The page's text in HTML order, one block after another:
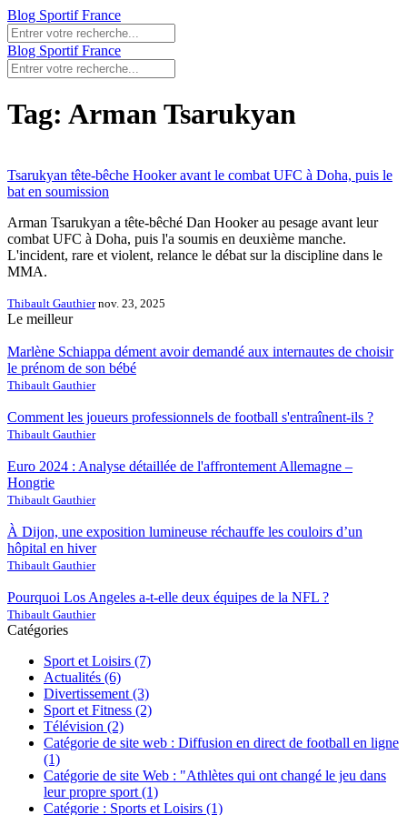
Blog Sportif France
Blog Sportif France
Tag: Arman Tsarukyan
Tsarukyan tête-bêche Hooker avant le combat UFC à Doha, puis le
bat en soumission
Arman Tsarukyan a tête-bêché Dan Hooker au pesage avant leur
combat UFC à Doha, puis l'a soumis en deuxième manche.
L'incident, rare et violent, relance le débat sur la discipline dans le
MMA.
Thibault Gauthier nov. 23, 2025
Le meilleur
Marlène Schiappa dément avoir demandé aux internautes de choisir
le prénom de son bébé
Thibault Gauthier
Comment les joueurs professionnels de football s'entraînent-ils ?
Thibault Gauthier
Euro 2024 : Analyse détaillée de l'affrontement Allemagne –
Hongrie
Thibault Gauthier
À Dijon, une exposition lumineuse réchauffe les couloirs d’un
hôpital en hiver
Thibault Gauthier
Pourquoi Los Angeles a-t-elle deux équipes de la NFL ?
Thibault Gauthier
Catégories
Sport et Loisirs (7)
Actualités (6)
Divertissement (3)
Sport et Fitness (2)
Télévision (2)
Catégorie de site web : Diffusion en direct de football en ligne
(1)
Catégorie de site Web : "Athlètes qui ont changé le jeu dans
leur propre sport (1)
Catégorie : Sports et Loisirs (1)